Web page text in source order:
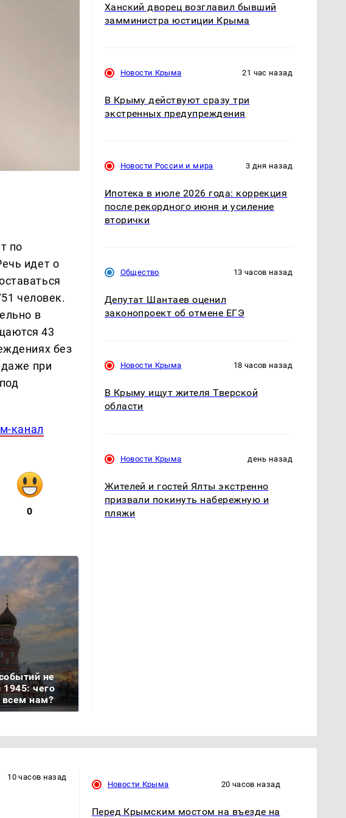
по
идет о
человек.
в
43
без
даже при
канал
0
не
чего
нам?
Ханский дворец возглавил бывший
замминистра юстиции Крыма
Новости Крыма 21 час назад
В Крыму действуют сразу три
экстренных предупреждения
Новости России и мира 3 дня назад
Ипотека в июле 2026 года: коррекция
после рекордного июня и усиление
вторички
Общество 13 часов назад
Депутат Шантаев оценил
законопроект об отмене ЕГЭ
Новости Крыма 18 часов назад
В Крыму ищут жителя Тверской
области
Новости Крыма день назад
Жителей и гостей Ялты экстренно
призвали покинуть набережную и
пляжи
10 часов назад
Новости Крыма 20 часов назад
Перед Крымским мостом на въезде на